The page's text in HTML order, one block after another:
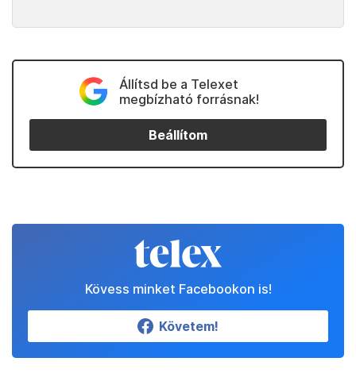
Állítsd be a Telexet
megbízható forrásnak!
Beállítom
Kövess minket Facebookon is!
Követem!